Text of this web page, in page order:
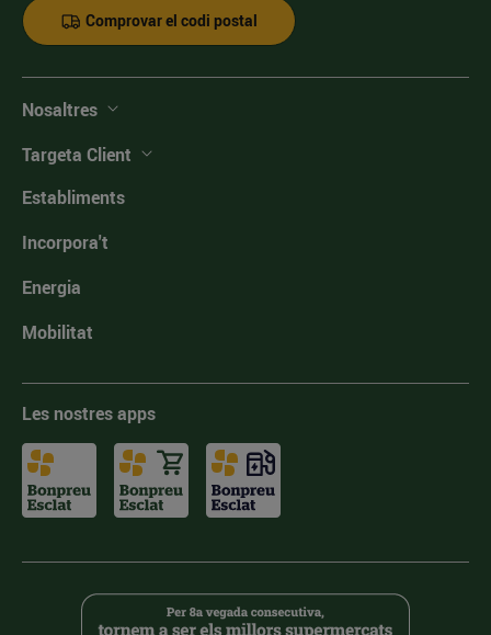
Comprovar el codi postal
Nosaltres
Targeta Client
Establiments
Incorpora't
Energia
Mobilitat
Les nostres apps